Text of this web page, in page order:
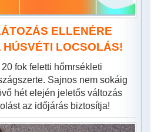
ELLENÉRE
LOCSOLÁS!
fok feletti hőmrsékleti
Sajnos nem sokáig
hét elején jeletős változás
az időjárás biztosítja!